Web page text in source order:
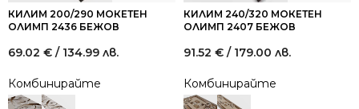
КИЛИМ 200/290 МОКЕТЕН
ОЛИМП 2436 БЕЖОВ
69.02 € / 134.99 лв.
Комбинирайте
КИЛИМ 240/320 МОКЕТЕН
ОЛИМП 2407 БЕЖОВ
91.52 € / 179.00 лв.
Комбинирайте